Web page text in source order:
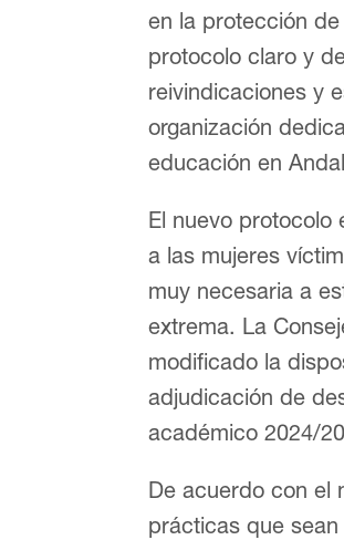
en la protección
protocolo claro y
reivindicaciones y
organización
educación en
El nuevo protocolo
a las mujeres
muy necesaria a
extrema. La
modificado la
adjudicación de
académico 2024/
De acuerdo con el
prácticas que